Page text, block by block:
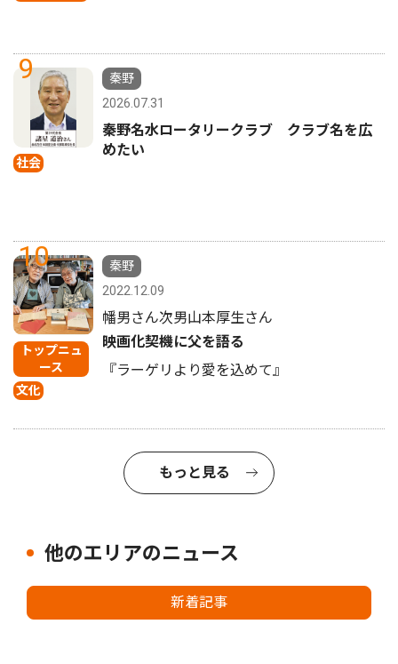
9
社会
秦野
2026.07.31
秦野名水ロータリークラブ クラブ名を広
めたい
10
トップニュ
ース
文化
秦野
2022.12.09
幡男さん次男山本厚生さん
映画化契機に父を語る
『ラーゲリより愛を込めて』
もっと見る
他のエリアのニュース
新着記事